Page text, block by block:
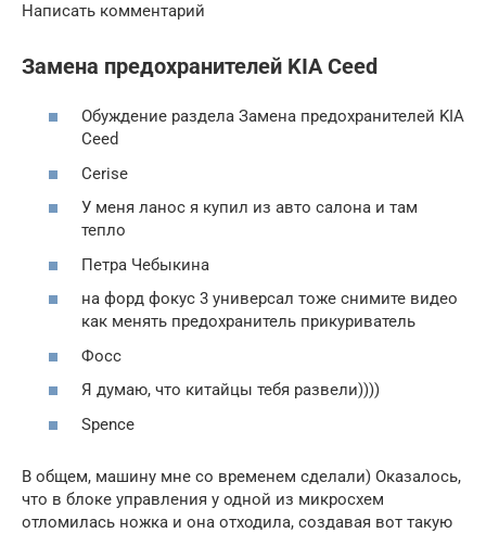
Написать комментарий
Замена предохранителей KIA Ceed
Обуждение раздела Замена предохранителей KIA
Ceed
Cerise
У меня ланос я купил из авто салона и там
тепло
Петра Чебыкина
на форд фокус 3 универсал тоже снимите видео
как менять предохранитель прикуриватель
Фосс
Я думаю, что китайцы тебя развели))))
Spence
В общем, машину мне со временем сделали) Оказалось,
что в блоке управления у одной из микросхем
отломилась ножка и она отходила, создавая вот такую